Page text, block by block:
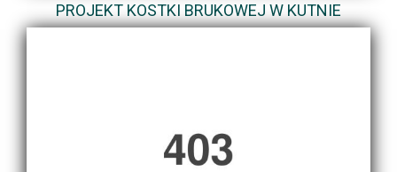
PROJEKT KOSTKI BRUKOWEJ W KUTNIE